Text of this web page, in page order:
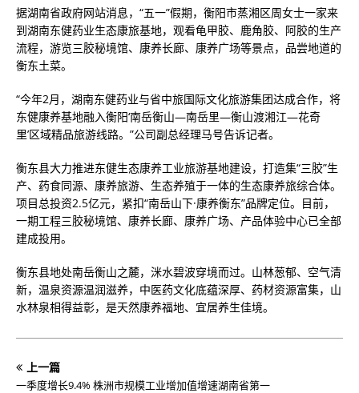
据湖南省政府网站消息，“五一”假期，衡阳市蒸湘区周女士一家来
到湖南东健药业生态康旅基地，观看龟甲胶、鹿角胶、阿胶的生产
流程，游览三胶秘境馆、康养长廊、康养广场等景点，品尝地道的
衡东土菜。
“今年2月，湖南东健药业与省中旅国际文化旅游集团达成合作，将
东健康养基地融入衡阳‘南岳衡山—南岳里—衡山渡湘江—花奇
里’区域精品旅游线路。”公司副总经理马号告诉记者。
衡东县大力推进东健生态康养工业旅游基地建设，打造集“三胶”生
产、药食同源、康养旅游、生态养殖于一体的生态康养旅综合体。
项目总投资2.5亿元，紧扣“南岳山下·康养衡东”品牌定位。目前，
一期工程三胶秘境馆、康养长廊、康养广场、产品体验中心已全部
建成投用。
衡东县地处南岳衡山之麓，洣水碧波穿境而过。山林葱郁、空气清
新，温泉资源温润滋养，中医药文化底蕴深厚、药材资源富集，山
水林泉相得益彰，是天然康养福地、宜居养生佳境。
上一篇
一季度增长9.4% 株洲市规模工业增加值增速湖南省第一